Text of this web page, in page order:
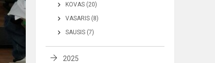
KOVAS (20)
VASARIS (8)
SAUSIS (7)
2025